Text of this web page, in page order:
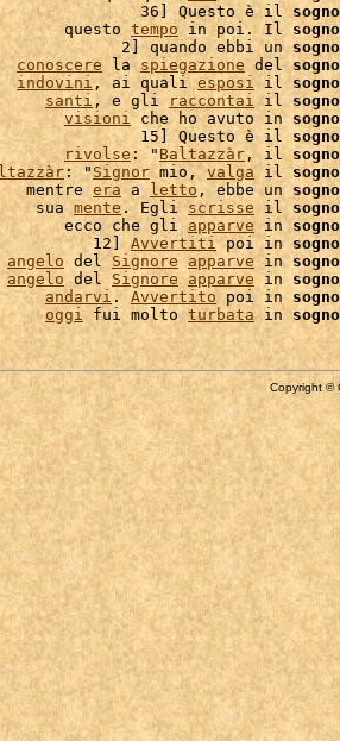
36] Questo è il sogno
questo tempo in poi. Il sogno
2] quando ebbi un sogno
conoscere la spiegazione del sogno
indovini, ai quali esposi il sogno
santi , e gli raccontai il sogno
visioni che ho avuto in sogno
15] Questo è il sogno
rivolse: " Baltazzàr , il sogno
: "Signor mio, valga il sogno
mentre era a letto, ebbe un sogno
sua mente . Egli scrisse il sogno
ecco che gli apparve in sogno
12] Avvertiti poi in sogno
angelo del Signore apparve in sogno
angelo del Signore apparve in sogno
andarvi . Avvertito poi in sogno
oggi fui molto turbata in sogno
Copyright ©